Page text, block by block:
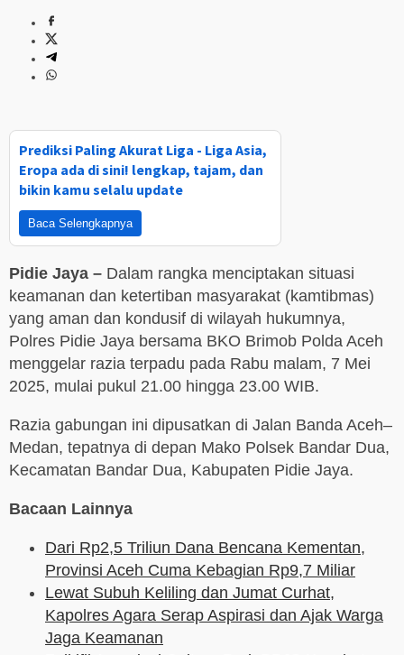
Prediksi Paling Akurat Liga - Liga Asia,
Eropa ada di sini! lengkap, tajam, dan
bikin kamu selalu update
Baca Selengkapnya
Pidie Jaya – Dalam rangka menciptakan situasi
keamanan dan ketertiban masyarakat (kamtibmas)
yang aman dan kondusif di wilayah hukumnya,
Polres Pidie Jaya bersama BKO Brimob Polda Aceh
menggelar razia terpadu pada Rabu malam, 7 Mei
2025, mulai pukul 21.00 hingga 23.00 WIB.
Razia gabungan ini dipusatkan di Jalan Banda Aceh–
Medan, tepatnya di depan Mako Polsek Bandar Dua,
Kecamatan Bandar Dua, Kabupaten Pidie Jaya.
Bacaan Lainnya
Dari Rp2,5 Triliun Dana Bencana Kementan,
Provinsi Aceh Cuma Kebagian Rp9,7 Miliar
Lewat Subuh Keliling dan Jumat Curhat,
Kapolres Agara Serap Aspirasi dan Ajak Warga
Jaga Keamanan